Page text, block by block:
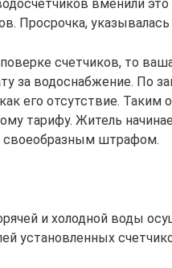
вменили это
Просрочка,
счетчиков, то
за водоснабжение. По
его отсутствие. Таким
тарифу. Житель
своеобразным штрафом.
и холодной воды
установленных